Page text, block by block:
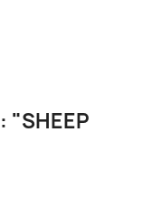
"SHEEP